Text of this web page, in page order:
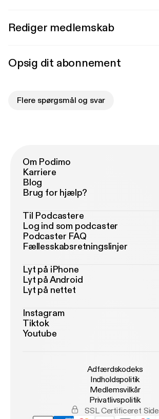
Rediger medlemskab
Opsig dit abonnement
Flere spørgsmål og svar
Om Podimo
Karriere
Blog
Brug for hjælp?
Til Podcastere
Log ind som podcaster
Podcaster FAQ
Fællesskabsretningslinjer
Lyt på iPhone
Lyt på Android
Lyt på nettet
Instagram
Tiktok
Youtube
Adfærdskodeks
Indholdspolitik
Medlemsvilkår
Privatlivspolitik
SSL Certificeret Side